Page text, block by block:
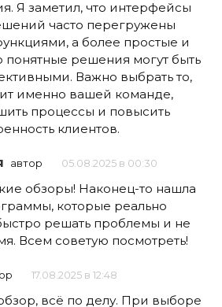
Я заметил, что интерфейсы
часто перегружены
а более простые и
понятные решения могут быть
Важно выбрать то,
именно вашей команде,
процессы и повысить
клиентов.
автор 05.08.2025 в 00:30
обзоры! Наконец-то нашла
которые реально
решать проблемы и не
Всем советую посмотреть!
17.08.2025 в 12:48
всё по делу. При выборе